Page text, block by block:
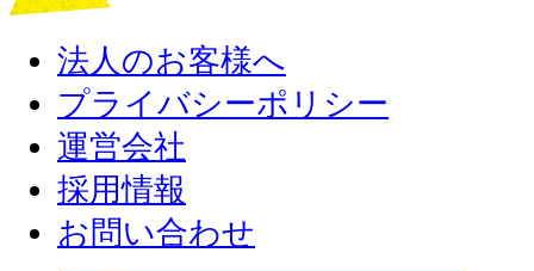
法人のお客様へ
プライバシーポリシー
運営会社
採用情報
お問い合わせ